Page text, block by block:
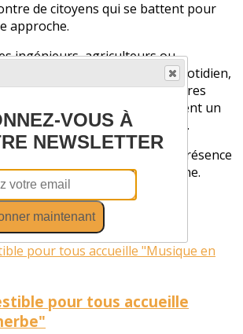
de citoyens qui se battent pour
approche.
ingénieurs, agriculteurs ou
leurs machines du quotidien,
ou fabriquent leurs propres
Ces pionniers nous donnent un
être le monde d'après…
TOUS animera le débat en présence
de la low tech en Ille-et-Vilaine.
pour tous accueille
VOUS À
NEWSLETTER
maintenant